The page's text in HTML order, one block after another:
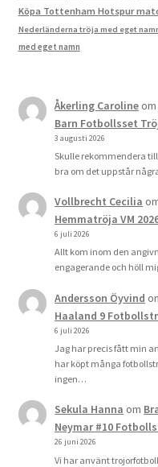
Köpa Tottenham Hotspur
Nederländerna tröja med eget
med eget namn
Åkerling Carolineom
Barn Fotbollsset
3 augusti 2026
Skulle rekommendera
bra om det uppstår
Vollbrecht Cecilia
Hemmatröja VM
6 juli 2026
Allt kom inom den
engagerande och höll
Andersson Öyvind
Haaland 9
6 juli 2026
Jag har precis fått min
har köpt många
ingen…
Sekula Hanna om
Neymar #10
26 juni 2026
Vi har använt